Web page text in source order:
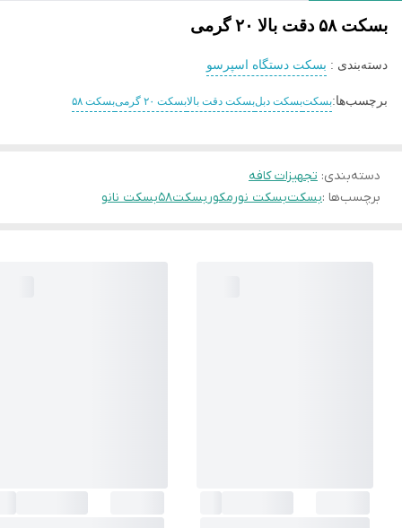
بسکت ۵۸ دقت بالا ۲۰ گرمی
دسته‌بندی : بسکت دستگاه اسپرسو
برچسب‌ها:بسکتبسکت دبلبسکت دقت بالابسکت ۲۰ گرمی بسکت ۵۸
دسته‌بندی: تجهیزات کافه
برچسب‌ها :بسکتبسکت نورمکوربسکت۵۸ بسکت نانو